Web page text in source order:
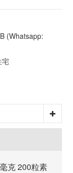
(Whatsapp:
宅
克 200粒素